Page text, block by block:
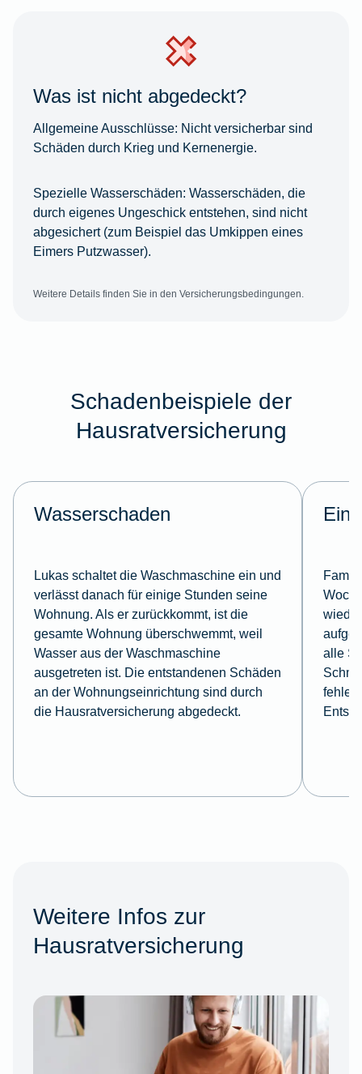
Was ist nicht abgedeckt?
Allgemeine Ausschlüsse: Nicht versicherbar sind
Schäden durch Krieg und Kernenergie.
Spezielle Wasserschäden: Wasserschäden, die
durch eigenes Ungeschick entstehen, sind nicht
abgesichert (zum Beispiel das Umkippen eines
Eimers Putzwasser).
Weitere Details finden Sie in den Versicherungsbedingungen.
Schadenbeispiele der
Hausratversicherung
Wasserschaden
Lukas schaltet die Waschmaschine ein und
verlässt danach für einige Stunden seine
Wohnung. Als er zurückkommt, ist die
gesamte Wohnung überschwemmt, weil
Wasser aus der Waschmaschine
ausgetreten ist. Die entstandenen Schäden
an der Wohnungseinrichtung sind durch
die Hausratversicherung abgedeckt.
alle
Weitere Infos zur
Hausratversicherung